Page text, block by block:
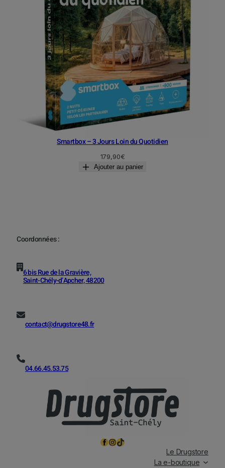
Smartbox – 3 Jours Loin du Quotidien
179,90€
Ajouter au panier
Coordonnées :
6 bis Rue de la Gravière,
Saint-Chély-d’Apcher, 48200
contact@drugstore48.fr
04.66.45.53.75
FacebookInstagramTikTok
Le Drugstore
La e-boutique